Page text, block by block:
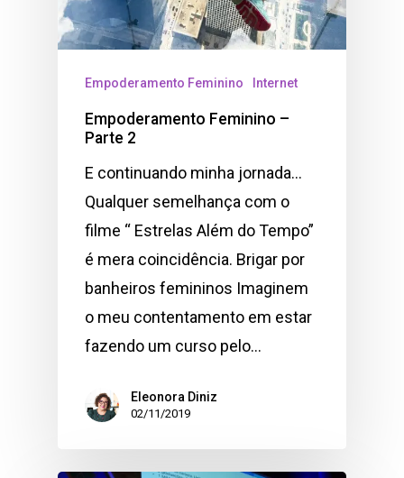
Empoderamento Feminino Internet
Empoderamento Feminino –
Parte 2
E continuando minha jornada…
Qualquer semelhança com o
filme “ Estrelas Além do Tempo”
é mera coincidência. Brigar por
banheiros femininos Imaginem
o meu contentamento em estar
fazendo um curso pelo…
Eleonora Diniz
02/11/2019